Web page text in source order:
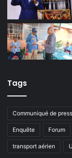
Tags
Communiqué de
Enquête Forum
transport aérien